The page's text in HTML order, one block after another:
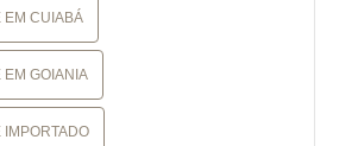
EM CUIABÁ
EM GOIANIA
IMPORTADO